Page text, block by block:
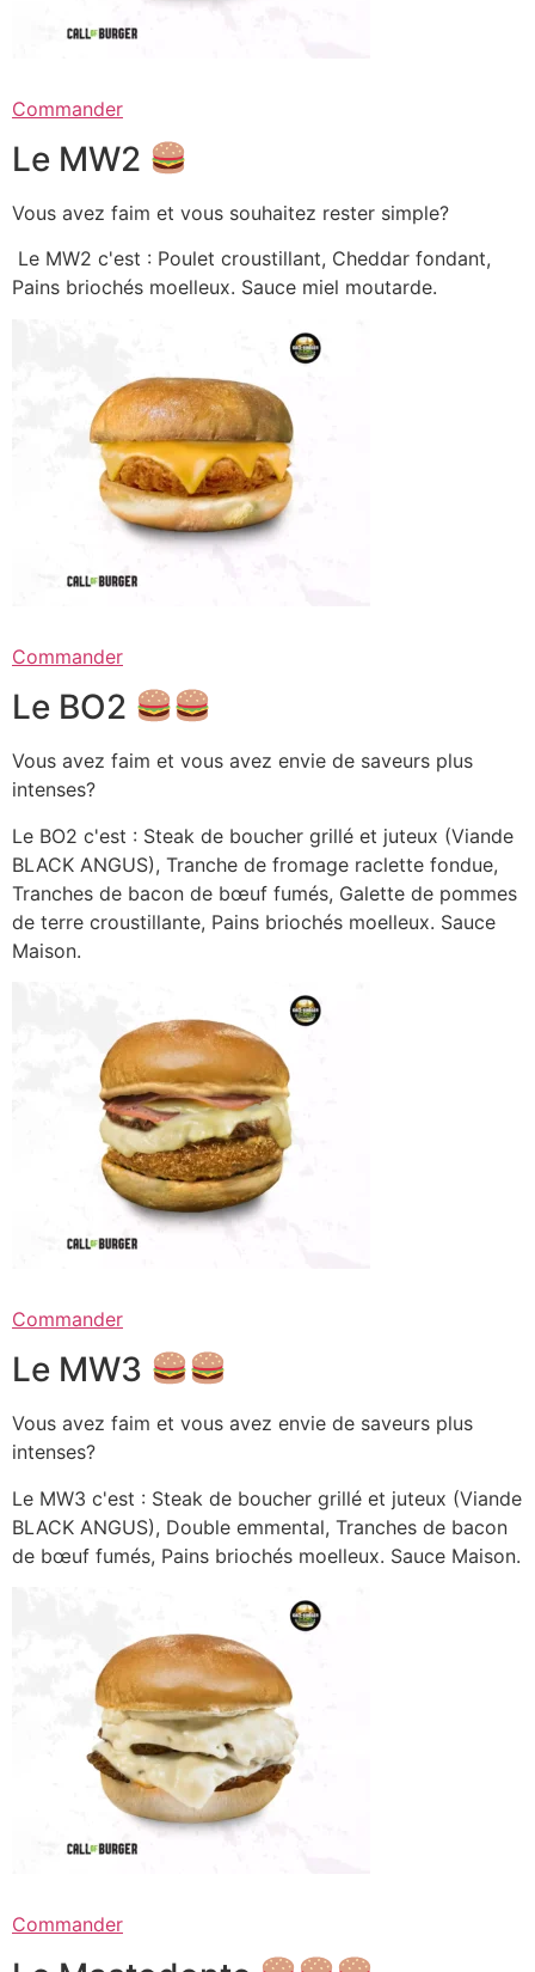
Commander
Le MW2
Vous avez faim et vous souhaitez rester simple?
Le MW2 c'est : Poulet croustillant, Cheddar fondant,
Pains briochés moelleux. Sauce miel moutarde.
Commander
Le BO2
Vous avez faim et vous avez envie de saveurs plus
intenses?
Le BO2 c'est : Steak de boucher grillé et juteux (Viande
BLACK ANGUS), Tranche de fromage raclette fondue,
Tranches de bacon de bœuf fumés, Galette de pommes
de terre croustillante, Pains briochés moelleux. Sauce
Maison.
Commander
Le MW3
Vous avez faim et vous avez envie de saveurs plus
intenses?
Le MW3 c'est : Steak de boucher grillé et juteux (Viande
BLACK ANGUS), Double emmental, Tranches de bacon
de bœuf fumés, Pains briochés moelleux. Sauce Maison.
Commander